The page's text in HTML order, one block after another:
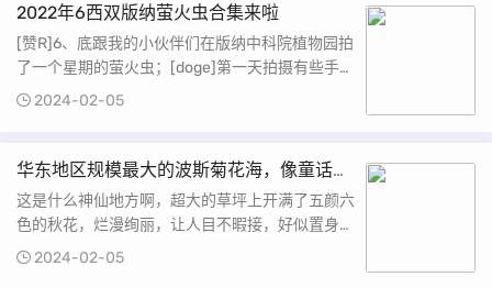
2022年6西双版纳萤火虫合集来啦
[赞R]6、底跟我的小伙伴们在版纳中科院植物园拍
了一个星期的萤火虫；[doge]第一天拍摄有些手忙
脚乱，不知道怎么拍，因为看到萤火虫开始发光的
2024-02-05
华东地区规模最大的波斯菊花海，像童话仙
境
这是什么神仙地方啊，超大的草坪上开满了五颜六
色的秋花，烂漫绚丽，让人目不暇接，好似置身于
春天的百花园里。昨天与朋友们去了无锡宛山荡湿
2024-02-05